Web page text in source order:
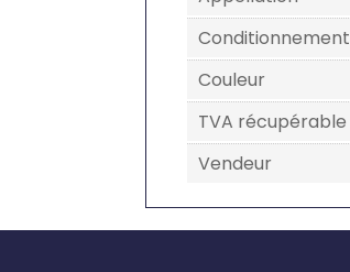
Conditionnement
Couleur
TVA récupérable
Vendeur